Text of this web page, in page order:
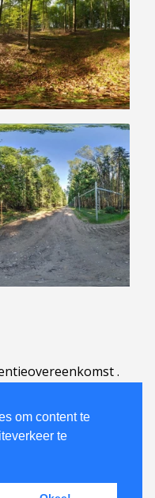
om content te
te
.
| Português
|